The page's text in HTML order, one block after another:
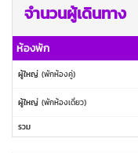
จำนวนผู้เดินทาง
ห้องพัก
ผู้ใหญ่ (พักห้องคู่)
ผู้ใหญ่ (พักห้องเดี่ยว)
รวม